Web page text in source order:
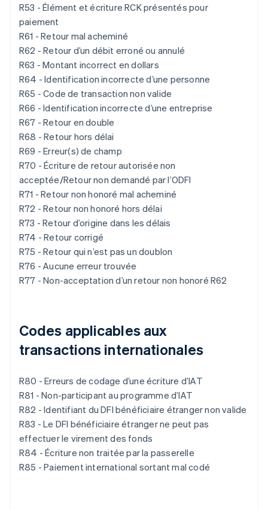
R53 - Élément et écriture RCK présentés pour
paiement
R61 - Retour mal acheminé
R62 - Retour d’un débit erroné ou annulé
R63 - Montant incorrect en dollars
R64 - Identification incorrecte d’une personne
R65 - Code de transaction non valide
R66 - Identification incorrecte d’une entreprise
R67 - Retour en double
R68 - Retour hors délai
R69 - Erreur(s) de champ
R70 - Écriture de retour autorisée non
acceptée/Retour non demandé par l’ODFI
R71 - Retour non honoré mal acheminé
R72 - Retour non honoré hors délai
R73 - Retour d’origine dans les délais
R74 - Retour corrigé
R75 - Retour qui n’est pas un doublon
R76 - Aucune erreur trouvée
R77 - Non-acceptation d’un retour non honoré R62
Codes applicables aux
transactions internationales
R80 - Erreurs de codage d’une écriture d’IAT
R81 - Non-participant au programme d’IAT
R82 - Identifiant du DFI bénéficiaire étranger non valide
R83 - Le DFI bénéficiaire étranger ne peut pas
effectuer le virement des fonds
R84 - Écriture non traitée par la passerelle
R85 - Paiement international sortant mal codé